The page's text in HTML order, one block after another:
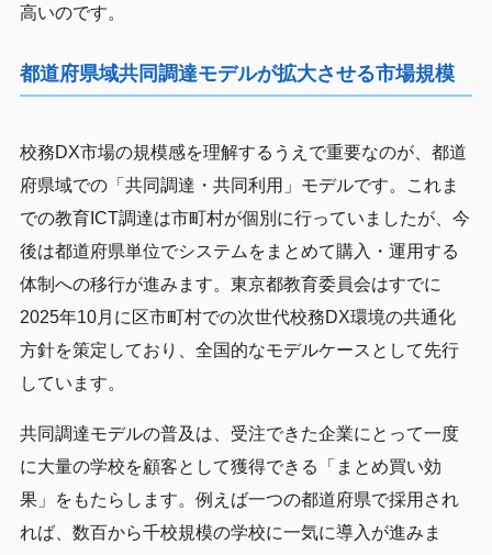
高いのです。
都道府県域共同調達モデルが拡大させる市場規模
校務DX市場の規模感を理解するうえで重要なのが、都道
府県域での「共同調達・共同利用」モデルです。これま
での教育ICT調達は市町村が個別に行っていましたが、今
後は都道府県単位でシステムをまとめて購入・運用する
体制への移行が進みます。東京都教育委員会はすでに
2025年10月に区市町村での次世代校務DX環境の共通化
方針を策定しており、全国的なモデルケースとして先行
しています。
共同調達モデルの普及は、受注できた企業にとって一度
に大量の学校を顧客として獲得できる「まとめ買い効
果」をもたらします。例えば一つの都道府県で採用され
れば、数百から千校規模の学校に一気に導入が進みま